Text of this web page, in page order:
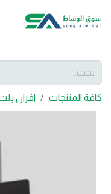
كافة المنتجات افران